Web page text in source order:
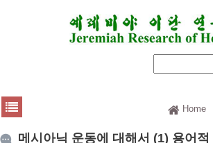
Home
메시아닉 운동에 대해서 (1) 용어적